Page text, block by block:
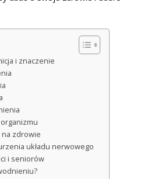
i znaczenie
na zdrowie
układu nerwowego
i seniorów